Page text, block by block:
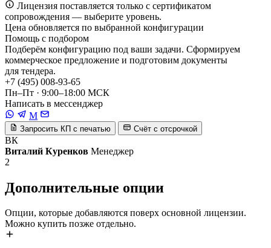
Лицензия поставляется только с сертификатом
сопровождения — выберите уровень.
Цена обновляется по выбранной конфигурации
Помощь с подбором
Подберём конфигурацию под ваши задачи. Сформируем
коммерческое предложение и подготовим документы
для тендера.
+7 (495) 008-93-65
Пн–Пт · 9:00–18:00 МСК
Написать в мессенджер
M
Запросить КП с печатью Счёт с отсрочкой
ВК
Виталий Куренков Менеджер
2
Дополнительные опции
Опции, которые добавляются поверх основной лицензии.
Можно купить позже отдельно.